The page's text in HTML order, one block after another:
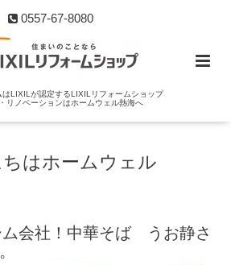
0557-67-8080
はLIXILが認定するLIXILリフォームショップ
リノベーションはホームウェル熱海へ
はホームウェル
会社！中華そば うお静さ